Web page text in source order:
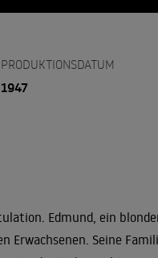
PRODUKTIONSDATUM
1947
Edmund, ein
Erwachsenen. Seine